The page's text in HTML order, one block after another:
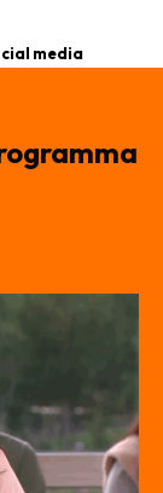
media